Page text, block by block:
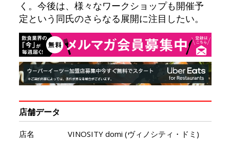
く。今後は、様々なワークショップも開催予
定という同氏のさらなる展開に注目したい。
店舗データ
店名
VINOSITY domi (ヴィノシティ・ドミ)